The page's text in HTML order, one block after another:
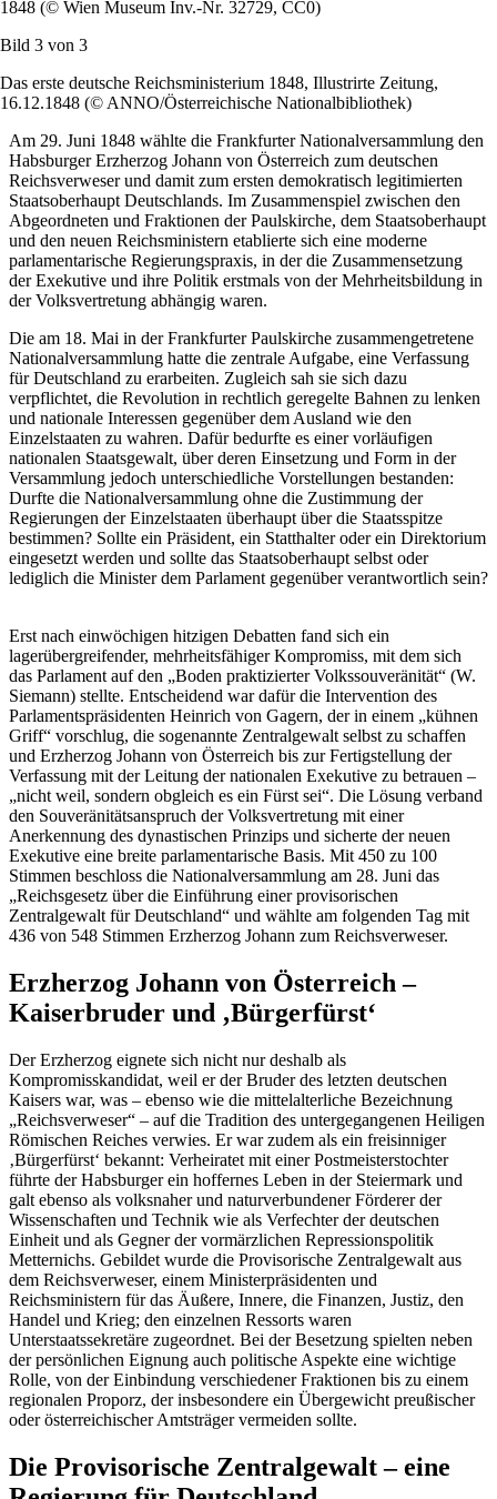
1848 (© Wien Museum Inv.-Nr. 32729, CC0)
Bild 3 von 3
Das erste deutsche Reichsministerium 1848, Illustrirte Zeitung,
16.12.1848 (© ANNO/Österreichische Nationalbibliothek)
Am 29. Juni 1848 wählte die Frankfurter Nationalversammlung den
Habsburger Erzherzog Johann von Österreich zum deutschen
Reichsverweser und damit zum ersten demokratisch legitimierten
Staatsoberhaupt Deutschlands. Im Zusammenspiel zwischen den
Abgeordneten und Fraktionen der Paulskirche, dem Staatsoberhaupt
und den neuen Reichsministern etablierte sich eine moderne
parlamentarische Regierungspraxis, in der die Zusammensetzung
der Exekutive und ihre Politik erstmals von der Mehrheitsbildung in
der Volksvertretung abhängig waren.
Die am 18. Mai in der Frankfurter Paulskirche zusammengetretene
Nationalversammlung hatte die zentrale Aufgabe, eine Verfassung
für Deutschland zu erarbeiten. Zugleich sah sie sich dazu
verpflichtet, die Revolution in rechtlich geregelte Bahnen zu lenken
und nationale Interessen gegenüber dem Ausland wie den
Einzelstaaten zu wahren. Dafür bedurfte es einer vorläufigen
nationalen Staatsgewalt, über deren Einsetzung und Form in der
Versammlung jedoch unterschiedliche Vorstellungen bestanden:
Durfte die Nationalversammlung ohne die Zustimmung der
Regierungen der Einzelstaaten überhaupt über die Staatsspitze
bestimmen? Sollte ein Präsident, ein Statthalter oder ein Direktorium
eingesetzt werden und sollte das Staatsoberhaupt selbst oder
lediglich die Minister dem Parlament gegenüber verantwortlich sein?
Erst nach einwöchigen hitzigen Debatten fand sich ein
lagerübergreifender, mehrheitsfähiger Kompromiss, mit dem sich
das Parlament auf den „Boden praktizierter Volkssouveränität“ (W.
Siemann) stellte. Entscheidend war dafür die Intervention des
Parlamentspräsidenten Heinrich von Gagern, der in einem „kühnen
Griff“ vorschlug, die sogenannte Zentralgewalt selbst zu schaffen
und Erzherzog Johann von Österreich bis zur Fertigstellung der
Verfassung mit der Leitung der nationalen Exekutive zu betrauen –
„nicht weil, sondern obgleich es ein Fürst sei“. Die Lösung verband
den Souveränitätsanspruch der Volksvertretung mit einer
Anerkennung des dynastischen Prinzips und sicherte der neuen
Exekutive eine breite parlamentarische Basis. Mit 450 zu 100
Stimmen beschloss die Nationalversammlung am 28. Juni das
„Reichsgesetz über die Einführung einer provisorischen
Zentralgewalt für Deutschland“ und wählte am folgenden Tag mit
436 von 548 Stimmen Erzherzog Johann zum Reichsverweser.
Erzherzog Johann von Österreich –
Kaiserbruder und ‚Bürgerfürst‘
Der Erzherzog eignete sich nicht nur deshalb als
Kompromisskandidat, weil er der Bruder des letzten deutschen
Kaisers war, was – ebenso wie die mittelalterliche Bezeichnung
„Reichsverweser“ – auf die Tradition des untergegangenen Heiligen
Römischen Reiches verwies. Er war zudem als ein freisinniger
‚Bürgerfürst‘ bekannt: Verheiratet mit einer Postmeisterstochter
führte der Habsburger ein hoffernes Leben in der Steiermark und
galt ebenso als volksnaher und naturverbundener Förderer der
Wissenschaften und Technik wie als Verfechter der deutschen
Einheit und als Gegner der vormärzlichen Repressionspolitik
Metternichs. Gebildet wurde die Provisorische Zentralgewalt aus
dem Reichsverweser, einem Ministerpräsidenten und
Reichsministern für das Äußere, Innere, die Finanzen, Justiz, den
Handel und Krieg; den einzelnen Ressorts waren
Unterstaatssekretäre zugeordnet. Bei der Besetzung spielten neben
der persönlichen Eignung auch politische Aspekte eine wichtige
Rolle, von der Einbindung verschiedener Fraktionen bis zu einem
regionalen Proporz, der insbesondere ein Übergewicht preußischer
oder österreichischer Amtsträger vermeiden sollte.
Die Provisorische Zentralgewalt – eine